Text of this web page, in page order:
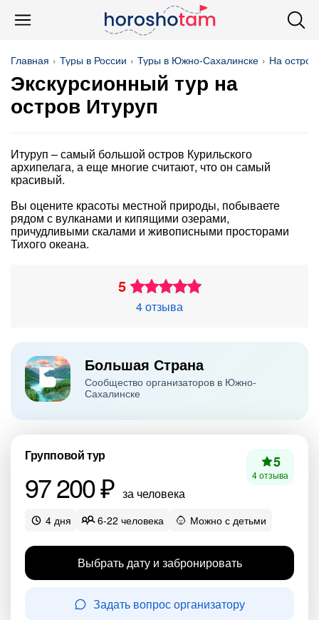
Главная Туры в России Туры в Южно-Сахалинске На
Экскурсионный тур на
остров Итуруп
Итуруп – самый большой остров Курильского
архипелага, а еще многие считают, что он самый
красивый.
Вы оцените красоты местной природы, побываете
рядом с вулканами и кипящими озерами,
причудливыми скалами и живописными просторами
Тихого океана.
5
4 отзыва
Большая Страна
Сообщество организаторов в Южно-
Сахалинске
Групповой тур
97 200 ₽ за человека
5
4 отзыва
4 дня 6-22 человека Можно с детьми
Выбрать дату и забронировать
Задать вопрос организатору